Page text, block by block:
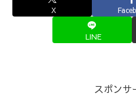
X
LINE
スポンサ